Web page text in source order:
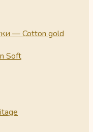
— Cotton gold
Soft